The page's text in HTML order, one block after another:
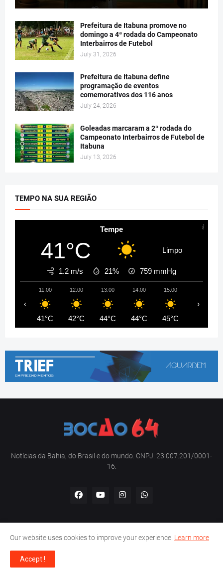
Prefeitura de Itabuna promove no
domingo a 4ª rodada do Campeonato
Interbairros de Futebol
July 31, 2026
Prefeitura de Itabuna define
programação de eventos
comemorativos dos 116 anos
July 24, 2026
Goleadas marcaram a 2º rodada do
Campeonato Interbairros de Futebol de
Itabuna
July 13, 2026
TEMPO NA SUA REGIÃO
Tempe
41°C Limpo
1.2 m/s 21% 759 mmHg
11:00
41°C
12:00
42°C
13:00
44°C
14:00
44°C
15:00
45°C
‹ ›
Notícias da Bahia, do Brasil e do mundo. CNPJ: 23.007.201/0001-
16.
Contato Política de privacidade
Our website uses cookies to improve your experience. Learn more
Accept !